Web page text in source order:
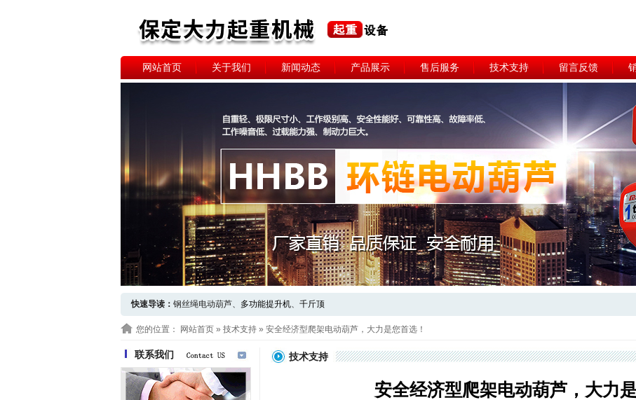
网站首页 关于我们 新闻动态 产品展示 售后服务 技术支持 留言反馈
快速导读： 钢丝绳电动葫芦、 多功能提升机、 千斤顶
您的位置： 网站首页 » 技术支持 » 安全经济型爬架电动葫芦，大力是您首选！
联系我们 技术支持
安全经济型爬架电动葫芦，大力